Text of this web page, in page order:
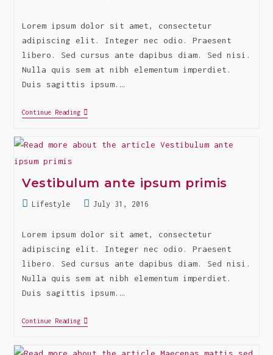
modified:
Lorem ipsum dolor sit amet, consectetur
adipiscing elit. Integer nec odio. Praesent
libero. Sed cursus ante dapibus diam. Sed nisi.
Nulla quis sem at nibh elementum imperdiet.
Duis sagittis ipsum.…
Continue ReadingAenean
Elit
Fermentum
Vestibulum ante ipsum primis
PostLifestyle
Post
modified:
July 31, 2016
Lorem ipsum dolor sit amet, consectetur
adipiscing elit. Integer nec odio. Praesent
libero. Sed cursus ante dapibus diam. Sed nisi.
Nulla quis sem at nibh elementum imperdiet.
Duis sagittis ipsum.…
Continue ReadingVestibulum
Ipsum
Primis